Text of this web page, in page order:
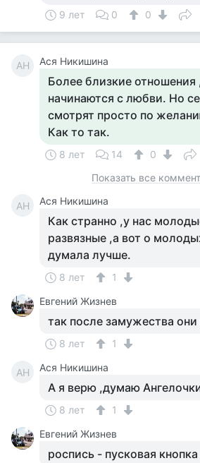
9 лет 0 0
АН Ася Никишина
Более близкие
начинаются с любви. Но
смотрят просто по
Как то так.
8 лет 14
0
Показать все
АН Ася Никишина
Как странно ,у нас
развязные ,а вот о
думала лучше.
8 лет
1
Евгений Жизнев
так после замужества
8 лет 1
АН Ася Никишина
А я верю ,думаю
8 лет
1
Евгений Жизнев
роспись - пусковая